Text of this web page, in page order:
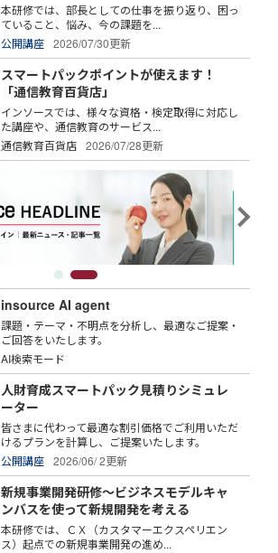
本研修では、部長としての仕事を振り返り、困っ
ていること、悩み、今の課題を...
公開講座
2026/07/30更新
スマートパックポイントが使えます！
「通信教育百貨店」
インソースでは、様々な資格・検定取得に対応し
た講座や、通信教育のサービス...
通信教育百貨店
2026/07/28更新
insource AI agent
課題・テーマ・不明点を分析し、最適なご提案・
ご回答をいたします。
AI検索モード
人財育成スマートパック見積りシミュレ
ーター
皆さまに代わって最適な割引価格でご利用いただ
けるプランを計算し、ご提案いたします。
公開講座
2026/06/ 2更新
新規事業開発研修～ビジネスモデルキャ
ンバスを使って新規開発を考える
本研修では、ＣＸ（カスタマーエクスペリエン
ス）起点での新規事業開発の進め...